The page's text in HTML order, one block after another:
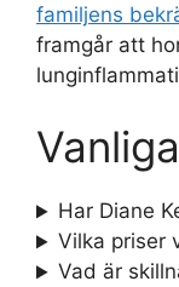
familjens
framgår att
Har Diane
Vilka priser
Vad är